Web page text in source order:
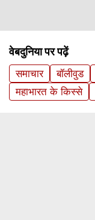
वेबदुनिया पर पढ़ें
समाचार बॉलीवुड
महाभारत के किस्से